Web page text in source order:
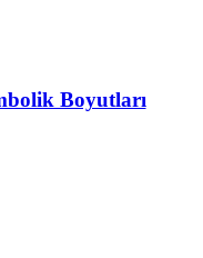
Boyutları